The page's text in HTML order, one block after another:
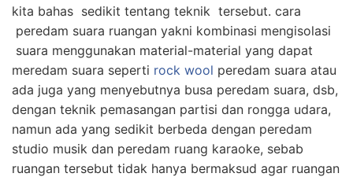
kita bahas sedikit tentang teknik tersebut. cara
peredam suara ruangan yakni kombinasi mengisolasi
suara menggunakan material-material yang dapat
meredam suara seperti rock wool peredam suara atau
ada juga yang menyebutnya busa peredam suara, dsb,
dengan teknik pemasangan partisi dan rongga udara,
namun ada yang sedikit berbeda dengan peredam
studio musik dan peredam ruang karaoke, sebab
ruangan tersebut tidak hanya bermaksud agar ruangan